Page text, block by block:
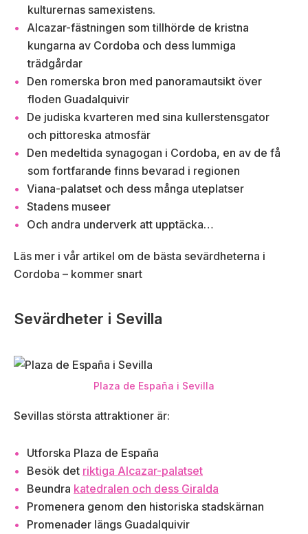
kulturernas samexistens.
Alcazar-fästningen som tillhörde de kristna
kungarna av Cordoba och dess lummiga
trädgårdar
Den romerska bron med panoramautsikt över
floden Guadalquivir
De judiska kvarteren med sina kullerstensgator
och pittoreska atmosfär
Den medeltida synagogan i Cordoba, en av de få
som fortfarande finns bevarad i regionen
Viana-palatset och dess många uteplatser
Stadens museer
Och andra underverk att upptäcka…
Läs mer i vår artikel om de bästa sevärdheterna i
Cordoba – kommer snart
Sevärdheter i Sevilla
Plaza de España i Sevilla
Sevillas största attraktioner är:
Utforska Plaza de España
Besök det riktiga Alcazar-palatset
Beundra katedralen och dess Giralda
Promenera genom den historiska stadskärnan
Promenader längs Guadalquivir